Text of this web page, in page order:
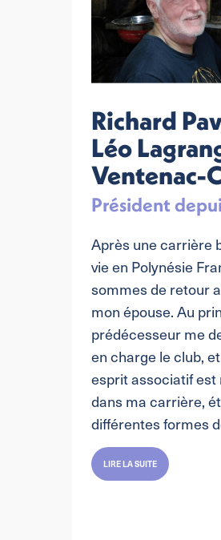
Richard
Léo
Ventenac-
Président
Après une carrière
vie en Polynésie
sommes de retour
mon épouse. Au
prédécesseur me
en charge le club,
esprit associatif
dans ma carrière,
différentes formes
LIRE LA SUITE